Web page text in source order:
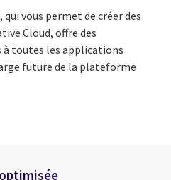
qui vous permet de créer des
Cloud, offre des
toutes les applications
future de la plateforme